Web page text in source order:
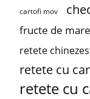
cartofi mov
fructe de mare
retete
retete cu
retete cu